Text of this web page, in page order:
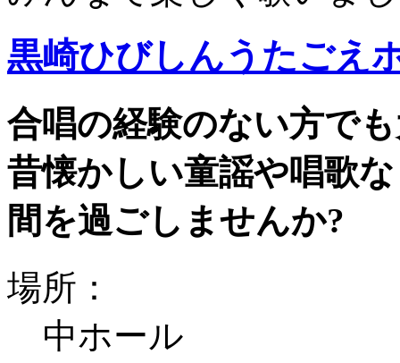
黒崎ひびしんうたごえ
合唱の経験のない方で
昔懐かしい童謡や唱歌
間を過ごしませんか?
場所：
中ホール